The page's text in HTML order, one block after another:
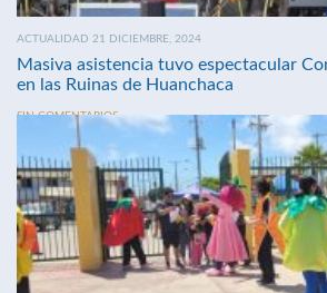
ACTUALIDAD 21 DICIEMBRE, 2024
Masiva asistencia tuvo espectacular
en las Ruinas de Huanchaca
SIN COMENTARIOS